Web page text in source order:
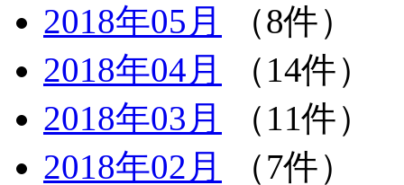
2018年05月
（8件）
2018年04月
（14件）
2018年03月
（11件）
2018年02月
（7件）